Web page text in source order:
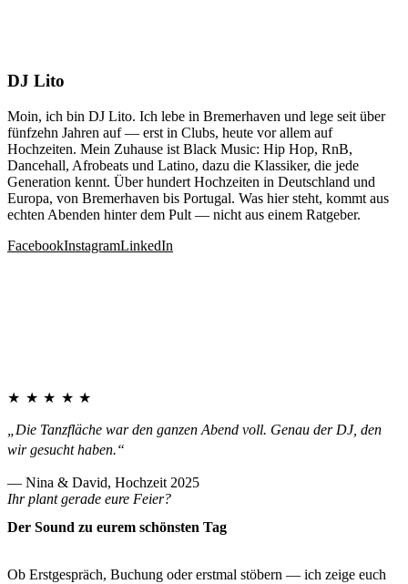
DJ Lito
Moin, ich bin DJ Lito. Ich lebe in Bremerhaven und lege seit über
fünfzehn Jahren auf — erst in Clubs, heute vor allem auf
Hochzeiten. Mein Zuhause ist Black Music: Hip Hop, RnB,
Dancehall, Afrobeats und Latino, dazu die Klassiker, die jede
Generation kennt. Über hundert Hochzeiten in Deutschland und
Europa, von Bremerhaven bis Portugal. Was hier steht, kommt aus
echten Abenden hinter dem Pult — nicht aus einem Ratgeber.
FacebookInstagramLinkedIn
★★★★★
„Die Tanzfläche war den ganzen Abend voll. Genau der DJ, den
wir gesucht haben.“
— Nina & David, Hochzeit 2025
Ihr plant gerade eure Feier?
Der Sound zu eurem schönsten Tag
Ob Erstgespräch, Buchung oder erstmal stöbern — ich zeige euch